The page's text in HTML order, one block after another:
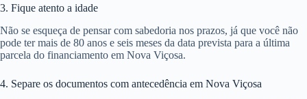
3. Fique atento a idade
Não se esqueça de pensar com sabedoria nos prazos, já que você não
pode ter mais de 80 anos e seis meses da data prevista para a última
parcela do financiamento em Nova Viçosa.
4. Separe os documentos com antecedência em Nova Viçosa